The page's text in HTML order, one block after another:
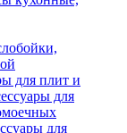
для плит и
для
для